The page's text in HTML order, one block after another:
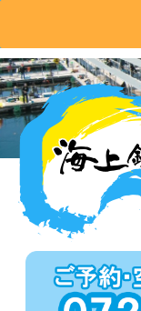
コ
ン
テ
ン